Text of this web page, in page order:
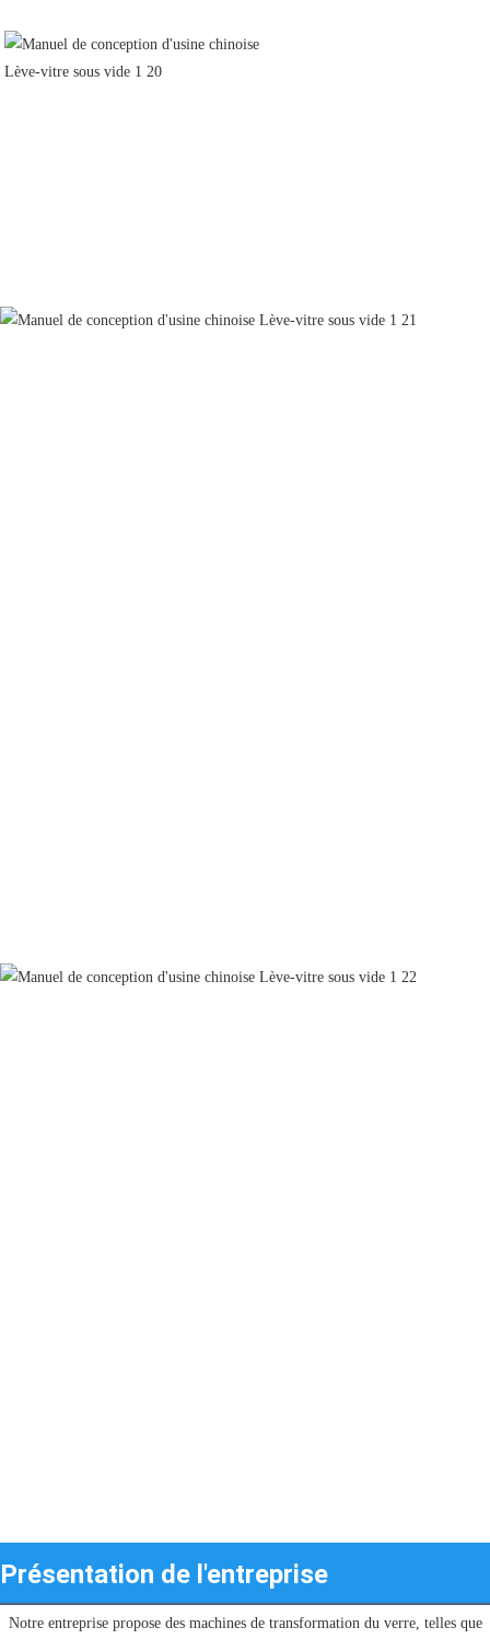
Présentation de l'entreprise
Notre entreprise propose des machines de transformation du verre, telles que